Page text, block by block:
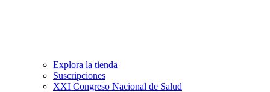
Explora la tienda
Suscripciones
XXI Congreso Nacional de Salud